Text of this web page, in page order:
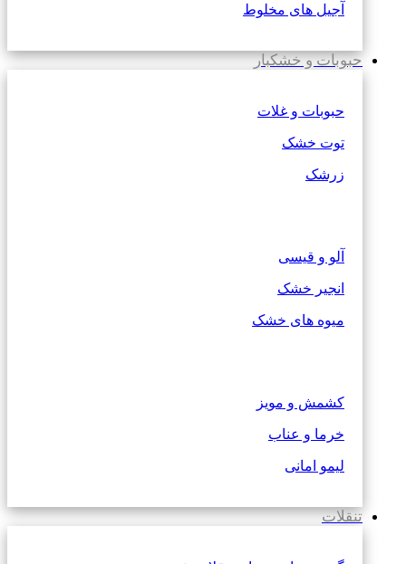
آجیل های مخلوط
حبوبات و خشکبار
حبوبات و غلات
توت خشک
زرشک
آلو و قیسی
انجیر خشک
میوه های خشک
کشمش و مویز
خرما و عناب
لیمو امانی
تنقلات